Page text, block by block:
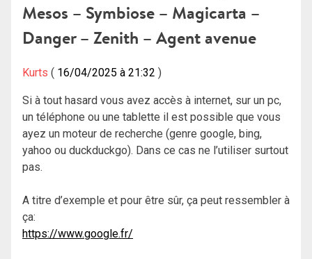
Mesos – Symbiose – Magicarta –
Danger – Zenith – Agent avenue
Kurts 16/04/2025 à 21:32
Si à tout hasard vous avez accès à internet, sur un pc,
un téléphone ou une tablette il est possible que vous
ayez un moteur de recherche (genre google, bing,
yahoo ou duckduckgo). Dans ce cas ne l’utiliser surtout
pas.
A titre d’exemple et pour être sûr, ça peut ressembler à
ça:
https://www.google.fr/